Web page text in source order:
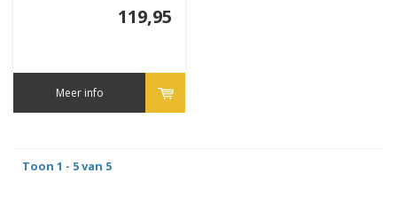
119,95
Meer info
Toon 1 - 5 van 5